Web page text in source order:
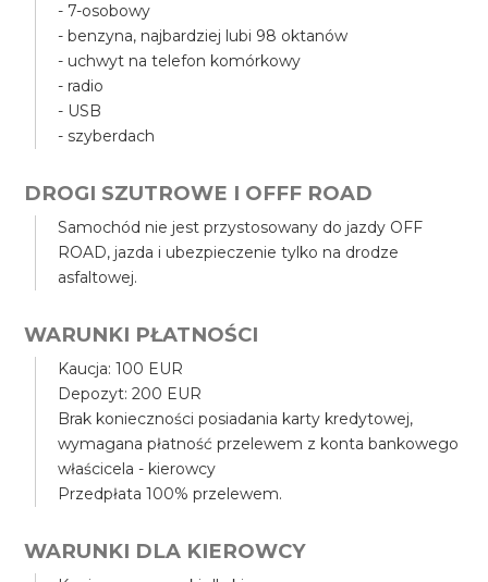
- 7-osobowy
- benzyna, najbardziej lubi 98 oktanów
- uchwyt na telefon komórkowy
- radio
- USB
- szyberdach
DROGI SZUTROWE I OFFF ROAD
Samochód nie jest przystosowany do jazdy OFF
ROAD, jazda i ubezpieczenie tylko na drodze
asfaltowej.
WARUNKI PŁATNOŚCI
Kaucja: 100 EUR
Depozyt: 200 EUR
Brak konieczności posiadania karty kredytowej,
wymagana płatność przelewem z konta bankowego
właścicela - kierowcy
Przedpłata 100% przelewem.
WARUNKI DLA KIEROWCY